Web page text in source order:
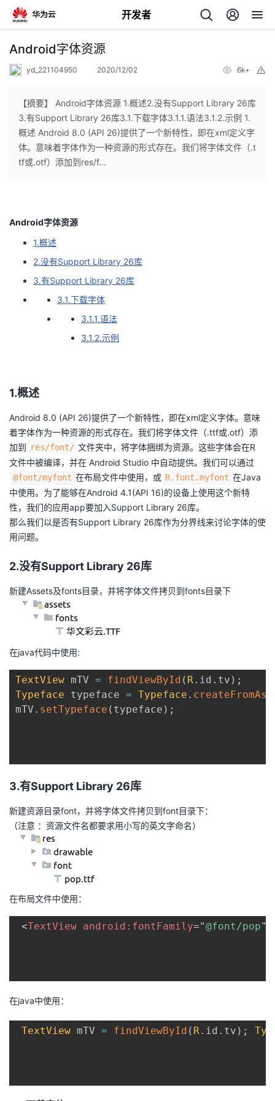
开发者
返
个
发
者
博
客
的
论
坛
我
的
圈
子
我
的
直
播
我
的
活
动
我
的
关
注
我
的
开
发
学
堂
我
证
实
验
的
收
我
的
Programs
我
的
持
我
的
持
我
建
议
Android字体资源
yd_221104950 2020/12/02 6k+
【摘要】 Android字体资源 1.概述2.没有Support Library 26库
3.有Support Library 26库3.1.下载字体3.1.1.语法3.1.2.示例 1.
概述 Android 8.0 (API 26)提供了一个新特性，即在xml定义字
体。意味着字体作为一种资源的形式存在。我们将字体文件（.t
tf或.otf）添加到res/f...
Android字体资源
1.概述
2.没有Support Library 26库
3.有Support Library 26库
3.1.下载字体
3.1.1.语法
3.1.2.示例
1.概述
Android 8.0 (API 26)提供了一个新特性，即在xml定义字体。意味
着字体作为一种资源的形式存在。我们将字体文件（.ttf或.otf）添
加到 res/font/ 文件夹中，将字体捆绑为资源。这些字体会在R
文件中被编译，并在 Android Studio 中自动提供。我们可以通过
@font/myfont 在布局文件中使用，或 R.font.myfont 在Java
中使用。为了能够在Android 4.1(API 16)的设备上使用这个新特
性，我们的应用app要加入Support Library 26库。
那么我们以是否有Support Library 26库作为分界线来讨论字体的使
用问题。
2.没有Support Library 26库
新建Assets及fonts目录，并将字体文件拷贝到fonts目录下
在java代码中使用:
TextView mTV = findViewById ( R. id . tv ) ;
Typeface typeface = Typeface .
mTV . setTypeface ( typeface ) ;
3.有Support Library 26库
新建资源目录font，并将字体文件拷贝到font目录下：
（注意 ：资源文件名都要求用小写的英文字命名）
在布局文件中使用：
<TextView android: fontFamily="@font/pop"
在java中使用：
TextView mTV = findViewById ( R. id . tv ) ;